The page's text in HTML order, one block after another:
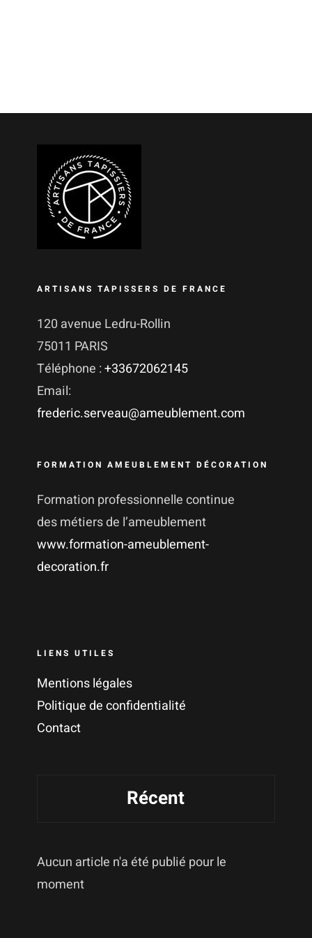
ARTISANS TAPISSERS DE FRANCE
120 avenue Ledru-Rollin
75011 PARIS
Téléphone :+33672062145
Email:
frederic.serveau@ameublement.com
FORMATION AMEUBLEMENT DÉCORATION
Formation professionnelle continue
des métiers de l’ameublement
www.formation-ameublement-
decoration.fr
LIENS UTILES
Mentions légales
Politique de confidentialité
Contact
Récent
Aucun article n'a été publié pour le
moment